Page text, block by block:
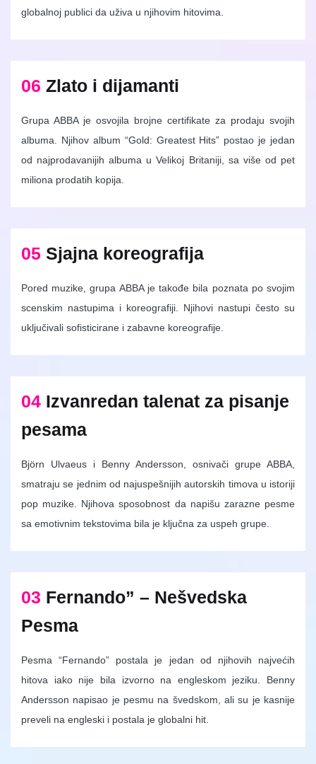
globalnoj publici da uživa u njihovim hitovima.
06 Zlato i dijamanti
Grupa ABBA je osvojila brojne certifikate za prodaju svojih
albuma. Njihov album “Gold: Greatest Hits” postao je jedan
od najprodavanijih albuma u Velikoj Britaniji, sa više od pet
miliona prodatih kopija.
05 Sjajna koreografija
Pored muzike, grupa ABBA je takođe bila poznata po svojim
scenskim nastupima i koreografiji. Njihovi nastupi često su
uključivali sofisticirane i zabavne koreografije.
04 Izvanredan talenat za pisanje
pesama
Björn Ulvaeus i Benny Andersson, osnivači grupe ABBA,
smatraju se jednim od najuspešnijih autorskih timova u istoriji
pop muzike. Njihova sposobnost da napišu zarazne pesme
sa emotivnim tekstovima bila je ključna za uspeh grupe.
03 Fernando” – Nešvedska
Pesma
Pesma “Fernando” postala je jedan od njihovih najvećih
hitova iako nije bila izvorno na engleskom jeziku. Benny
Andersson napisao je pesmu na švedskom, ali su je kasnije
preveli na engleski i postala je globalni hit.